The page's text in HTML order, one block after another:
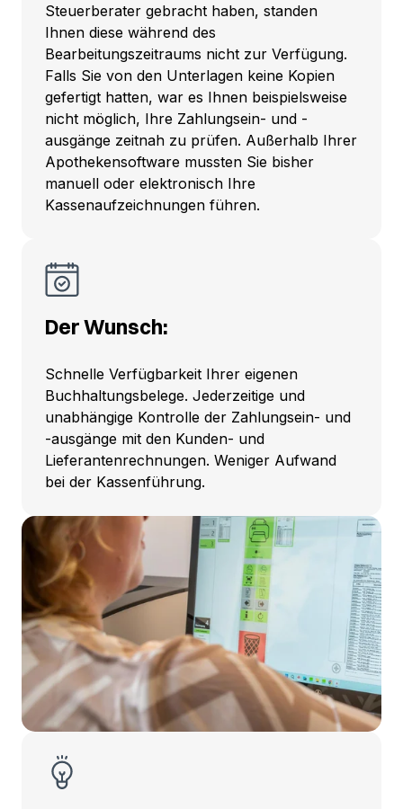
Steuerberater gebracht haben, standen
Ihnen diese während des
Bearbeitungszeitraums nicht zur Verfügung.
Falls Sie von den Unterlagen keine Kopien
gefertigt hatten, war es Ihnen beispielsweise
nicht möglich, Ihre Zahlungsein- und -
ausgänge zeitnah zu prüfen. Außerhalb Ihrer
Apothekensoftware mussten Sie bisher
manuell oder elektronisch Ihre
Kassenaufzeichnungen führen.
Der Wunsch:
Schnelle Verfügbarkeit Ihrer eigenen
Buchhaltungsbelege. Jederzeitige und
unabhängige Kontrolle der Zahlungsein- und
-ausgänge mit den Kunden- und
Lieferantenrechnungen. Weniger Aufwand
bei der Kassenführung.